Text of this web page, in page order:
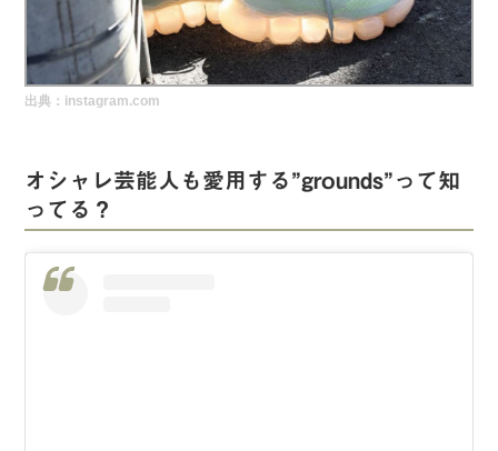
実録！海外ショップで買ってみた！
海外SHOP LIST
出典：instagram.com
オシャレ芸能人も愛用する”grounds”って知
ってる？